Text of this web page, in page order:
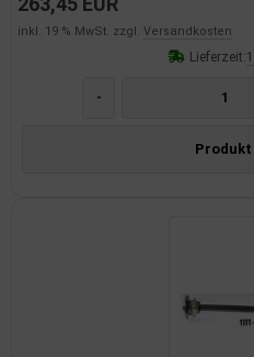
inkl. 19 % MwSt. zzgl. Versandkosten
Lieferzeit:
-